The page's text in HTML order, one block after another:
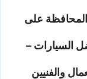
على
السيارات –
والفنيين